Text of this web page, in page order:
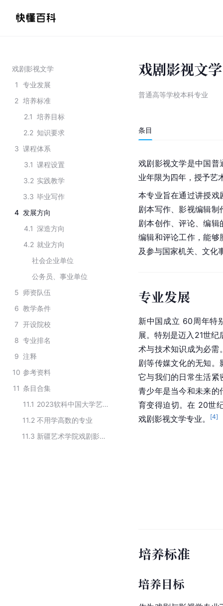
戏剧影视文学
1
专业发展
2 培养标准
2.1 培养目标
2.2 知识要求
3 课程体系
3.1 课程设置
3.2 实践教学
3.3 毕业写作
4 发展方向
4.1 深造方向
4.2 就业方向
社会企业单位
公务员、事业单位
5 师资队伍
6 教学条件
7 开设院校
8 专业排名
9 注释
10 参考资料
11 条目合集
11.1
2023软科中国大学艺术学专业本科分类
11.2 不用学高数的专业
11.3
新疆艺术学院戏剧影视学院下设专业
戏剧影视文学
普通高等学校本科专业
条目
戏剧影视文学是中国
业年限为四年，授予艺
本专业旨在通过讲授戏
剧本写作、影视编辑
剧本创作、评论、编
编辑和评论工作，能够
及参与国家机关、文化
专业发展
新中国 成立 60周年特
展。特别是迈入21世纪
术与技术知识成为必需
剧等传媒文化的无知
它与我们的日常生活紧
青少年是当今和未来的
育变得迫切。在 20世
戏剧影视文学专业。
[4]
培养标准
培养目标